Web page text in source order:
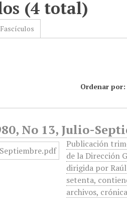
(4 total)
Ordenar por:
No 13, Julio-
Publicación
de la Dirección
dirigida por
setenta,
archivos,